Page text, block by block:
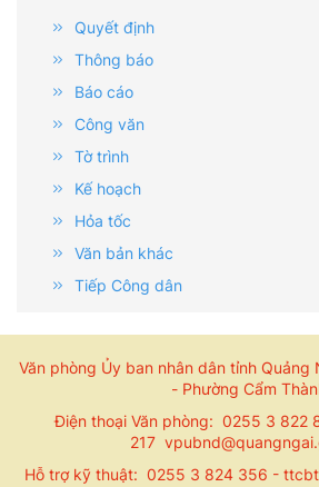
Quyết định
Thông báo
Báo cáo
Công văn
Tờ trình
Kế hoạch
Hỏa tốc
Văn bản khác
Tiếp Công dân
Văn phòng Ủy ban nhân dân tỉnh Quảng
- Phường Cẩm
Điện thoại Văn phòng: 0255 3 822
217
Hỗ trợ kỹ thuật: 0255 3 824 356 -